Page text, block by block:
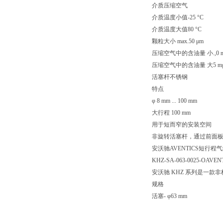
介质压缩空气
介质温度小值-25 °C
介质温度大值80 °C
颗粒大小 max.50 μm
压缩空气中的含油量 小.,0
压缩空气中的含油量 大5
活塞杆不锈钢
特点
φ 8 mm ... 100 mm
大行程 100 mm
用于短而窄的安装空间
非旋转活塞杆，通过前面
安沃驰AVENTICS短行程
KHZ-SA-063-0025-
安沃驰 KHZ 系列是一款
规格
活塞- φ63 mm